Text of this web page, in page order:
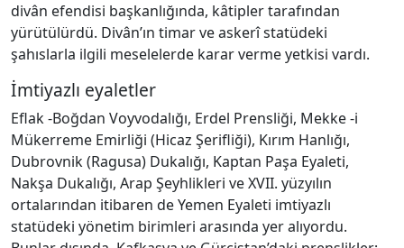
divân efendisi başkanlığında, kâtipler tarafından
yürütülürdü. Divân’ın timar ve askerî statüdeki
şahıslarla ilgili meselelerde karar verme yetkisi vardı.
İmtiyazlı eyaletler
Eflak -Boğdan Voyvodalığı, Erdel Prensliği, Mekke -i
Mükerreme Emirliği (Hicaz Şerifliği), Kırım Hanlığı,
Dubrovnik (Ragusa) Dukalığı, Kaptan Paşa Eyaleti,
Nakşa Dukalığı, Arap Şeyhlikleri ve XVII. yüzyılın
ortalarından itibaren de Yemen Eyaleti imtiyazlı
statüdeki yönetim birimleri arasında yer alıyordu.